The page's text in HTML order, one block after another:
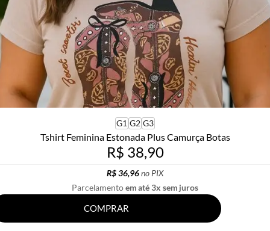
G1 G2 G3
Tshirt Feminina Estonada Plus Camurça Botas
R$ 38,90
R$ 36,96no PIX
Parcelamentoem até 3x sem juros
COMPRAR